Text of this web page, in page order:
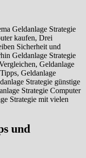
Geldanlage Strategie
kaufen, Drei
Sicherheit und
Geldanlage Strategie
Geldanlage
Geldanlage
Strategie günstige
Strategie Computer
Strategie mit vielen
und